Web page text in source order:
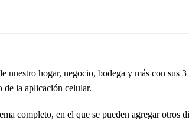
hogar, negocio, bodega y más con sus
de la aplicación celular.
completo, en el que se pueden agregar otros